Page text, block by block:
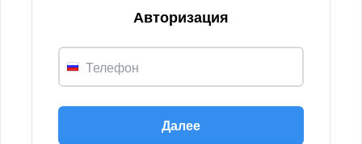
Авторизация
Телефон
Далее